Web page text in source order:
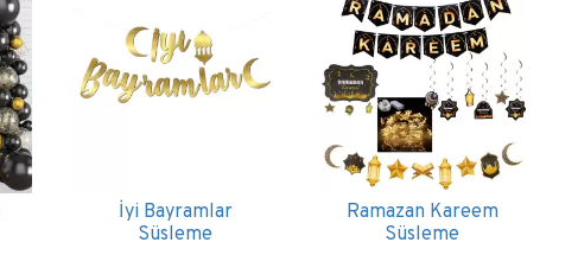
İyi Bayramlar
Süsleme
Ramazan Kareem
Süsleme